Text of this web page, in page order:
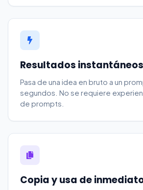
Resultados instantáneos
Pasa de una idea en bruto a un
segundos. No se requiere
de prompts.
Copia y usa de